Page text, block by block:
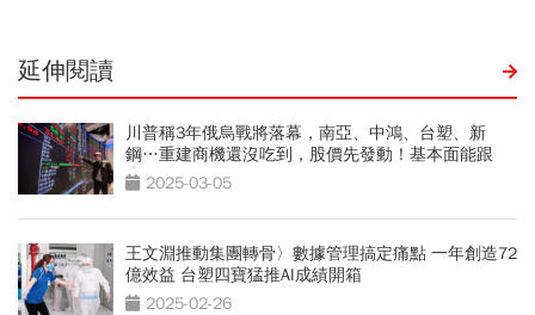
延伸閱讀
川普稱3年俄烏戰將落幕，南亞、中鴻、台塑、新
鋼…重建商機還沒吃到，股價先發動！基本面能跟
上？2025-03-05
王文淵推動集團轉骨〉數據管理搞定痛點 一年創造72
億效益 台塑四寶猛推AI成績開箱
2025-02-26